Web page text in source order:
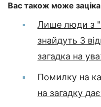
Вас також може
Лише люди з
знайдуть 3
загадка на
Помилку на
на загадку